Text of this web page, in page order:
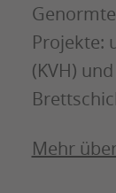
Projekte:
(KVH)
Mehr